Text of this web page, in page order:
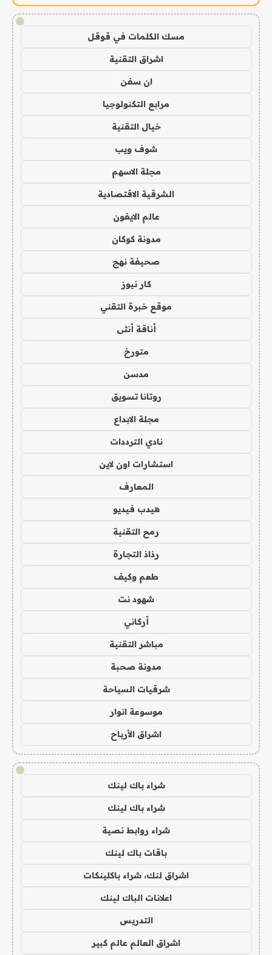
!
مسك الكلمات في قوقل
اشراق التقنية
ان سفن
مرابع التكنولوجيا
خيال التقنية
شوف ويب
مجلة الاسهم
الشرقية الاقتصادية
عالم الايفون
مدونة كوكان
صحيفة نهج
كار نيوز
موقع خبرة التقني
أناقة أنثى
متورخ
مدسن
روتانا تسويق
مجلة الابداع
نادي الترددات
استشارات اون لاين
المعارف
هيدب فيديو
رمح التقنية
رذاذ التجارة
طعم وكيف
شهود نت
أركاني
مباشر التقنية
مدونة صحبة
شرقيات السياحة
موسوعة انوار
اشراق الأرباح
!
شراء باك لينك
شراء باك لينك
شراء روابط نصية
باقات باك لينك
اشراق لنك، شراء باكلينكات
اعلانات الباك لينك
التدريس
اشراق العالم عالم كبير